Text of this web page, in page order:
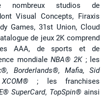
nombreux studios de
Visual Concepts, Firaxis
Games, 31st Union, Cloud
de jeux 2K comprend
AAA, de sports et de
mondiale NBA® 2K; les
Borderlands®️, Mafia, Sid
XCOM®️ ​ ; les franchises
SuperCard, TopSpin®️ ainsi